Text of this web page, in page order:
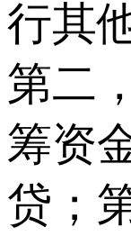
行其
第二
筹资
贷；